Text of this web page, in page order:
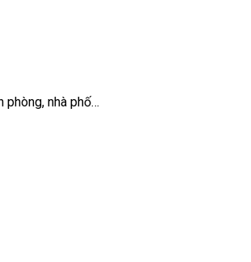
phòng, nhà phố…